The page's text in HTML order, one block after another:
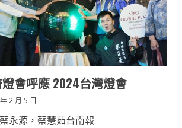
會呼應 2024台灣燈會
2 月 5 日
永源，蔡慧茹台南報